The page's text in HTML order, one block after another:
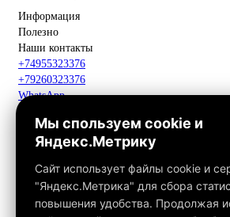
Информация
Полезно
Наши контакты
+74955323376
+79260323376
WhatsApp
Макс
info@fox-kamin.ru
Наш адрес
Московская область, г. Павловский Посад,
Работаем с 10:00 до 18:00
Мы спользуем cookie и
Яндекс.Метрику
Сайт использует файлы cookie и
"Яндекс.Метрика" для сбора
повышения удобства. Продолжая